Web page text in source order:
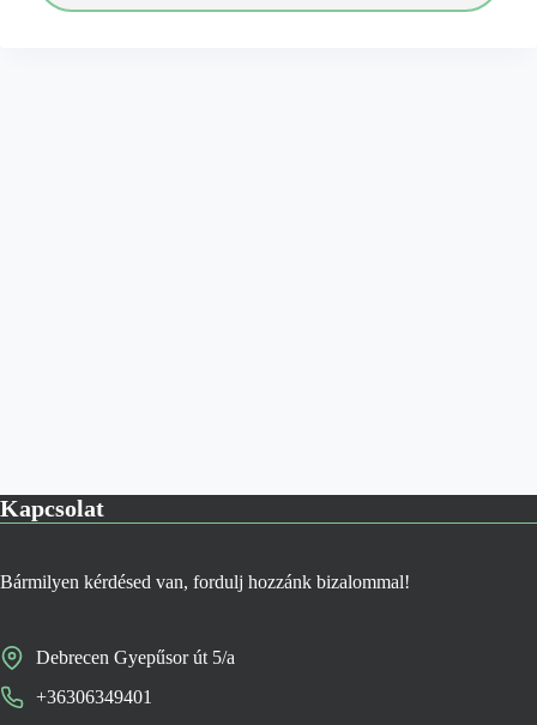
Kapcsolat
Bármilyen kérdésed van, fordulj hozzánk bizalommal!
Debrecen Gyepűsor út 5/a
+36306349401